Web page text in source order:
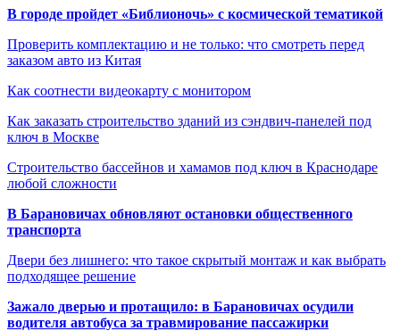
В городе пройдет «Библионочь» с космической тематикой
Проверить комплектацию и не только: что смотреть перед
заказом авто из Китая
Как соотнести видеокарту с монитором
Как заказать строительство зданий из сэндвич-панелей под
ключ в Москве
Строительство бассейнов и хамамов под ключ в Краснодаре
любой сложности
В Барановичах обновляют остановки общественного
транспорта
Двери без лишнего: что такое скрытый монтаж и как выбрать
подходящее решение
Зажало дверью и протащило: в Барановичах осудили
водителя автобуса за травмирование пассажирки